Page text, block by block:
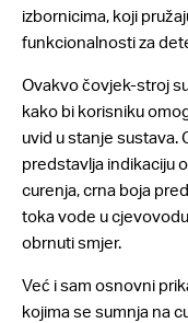
izbornicima, koji
funkcionalnosti za
Ovakvo čovjek-stroj
kako bi korisniku
uvid u stanje sustava.
predstavlja indikaciju
curenja, crna boja
toka vode u
obrnuti smjer.
Već i sam osnovni
kojima se sumnja na